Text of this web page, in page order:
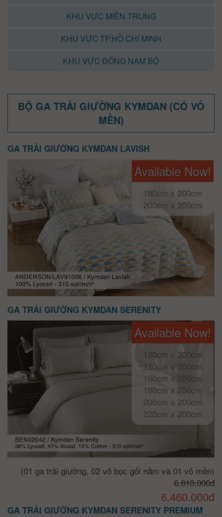
KHU VỰC MIỀN TRUNG
KHU VỰC TP.HỒ CHÍ MINH
KHU VỰC ĐÔNG NAM BỘ
BỘ GA TRẢI GIƯỜNG KYMDAN (CÓ VỎ
MỀN)
GA TRẢI GIƯỜNG KYMDAN LAVISH
Available Now!
180cm x 200cm
200cm x 200cm
GA TRẢI GIƯỜNG KYMDAN SERENITY
Available Now!
120cm x 200cm
140cm x 200cm
160cm x 200cm
180cm x 200cm
200cm x 200cm
220cm x 200cm
(01 ga trải giường, 02 vỏ bọc gối nằm và 01 vỏ mền)
6.810.000đ
6.460.000đ
GA TRẢI GIƯỜNG KYMDAN SERENITY PREMIUM